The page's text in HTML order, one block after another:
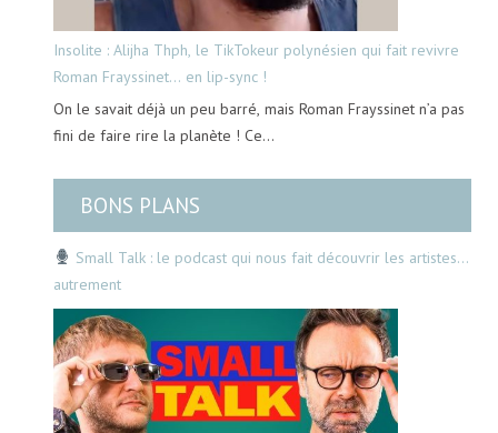
Insolite : Alijha Thph, le TikTokeur polynésien qui fait revivre
Roman Frayssinet… en lip-sync !
On le savait déjà un peu barré, mais Roman Frayssinet n’a pas
fini de faire rire la planète ! Ce…
BONS PLANS
Small Talk : le podcast qui nous fait découvrir les artistes…
autrement